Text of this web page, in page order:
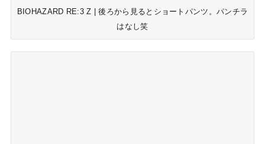
BIOHAZARD RE:3 Z | 後ろから見るとショートパンツ。パンチラ
はなし笑